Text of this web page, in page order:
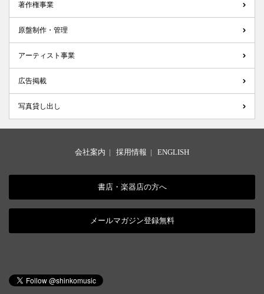
著作権事業
原盤制作・管理
アーティスト事業
広告掲載
写真貸し出し
会社案内 | 採用情報 | ENGLISH
書店・楽器店の方へ
メールマガジン登録無料